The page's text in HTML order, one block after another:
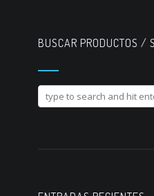
BUSCAR PRODUCTOS /